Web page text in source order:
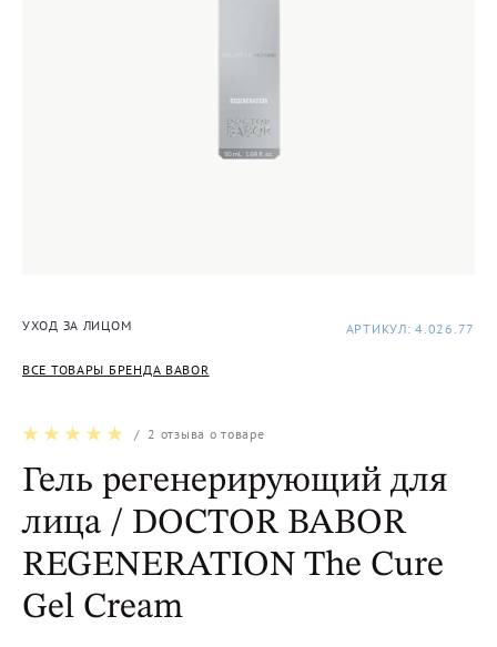
УХОД ЗА ЛИЦОМ
ВСЕ ТОВАРЫ БРЕНДА BABOR
АРТИКУЛ: 4.026.77
/ 2 отзыва о товаре
Гель регенерирующий для
лица / DOCTOR BABOR
REGENERATION The Cure
Gel Cream